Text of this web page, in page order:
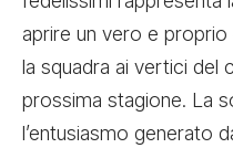
aprire un vero e
la squadra ai vertici del
prossima stagione. La
l’entusiasmo generato